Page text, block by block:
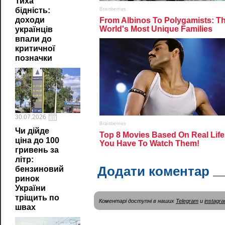
бідність:
доходи
українців
впали до
критичної
позначки
30.07.2026
Чи дійде
ціна до 100
гривень за
літр:
бензиновий
ринок
України
тріщить по
швах
Додати коментар
Коментарі доступні в наших Telegram и